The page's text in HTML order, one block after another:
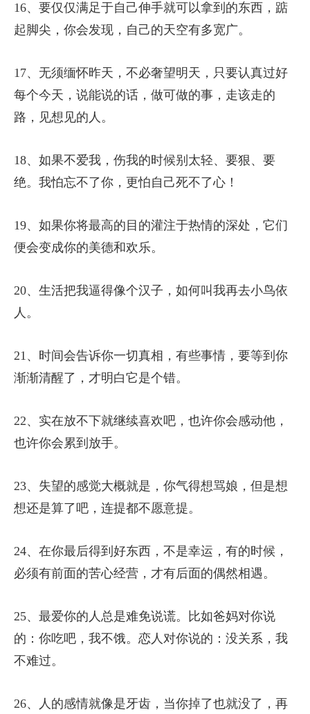
16、要仅仅满足于自己伸手就可以拿到的东西，踮
起脚尖，你会发现，自己的天空有多宽广。
17、无须缅怀昨天，不必奢望明天，只要认真过好
每个今天，说能说的话，做可做的事，走该走的
路，见想见的人。
18、如果不爱我，伤我的时候别太轻、要狠、要
绝。我怕忘不了你，更怕自己死不了心！
19、如果你将最高的目的灌注于热情的深处，它们
便会变成你的美德和欢乐。
20、生活把我逼得像个汉子，如何叫我再去小鸟依
人。
21、时间会告诉你一切真相，有些事情，要等到你
渐渐清醒了，才明白它是个错。
22、实在放不下就继续喜欢吧，也许你会感动他，
也许你会累到放手。
23、失望的感觉大概就是，你气得想骂娘，但是想
想还是算了吧，连提都不愿意提。
24、在你最后得到好东西，不是幸运，有的时候，
必须有前面的苦心经营，才有后面的偶然相遇。
25、最爱你的人总是难免说谎。比如爸妈对你说
的：你吃吧，我不饿。恋人对你说的：没关系，我
不难过。
26、人的感情就像是牙齿，当你掉了也就没了，再